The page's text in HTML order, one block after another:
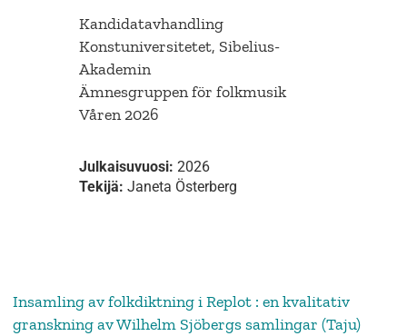
Kandidatavhandling
Konstuniversitetet, Sibelius-
Akademin
Ämnesgruppen för folkmusik
Våren 2026
Julkaisuvuosi:2026
Tekijä:Janeta Österberg
Insamling av folkdiktning i Replot : en kvalitativ
granskning av Wilhelm Sjöbergs samlingar (Taju)